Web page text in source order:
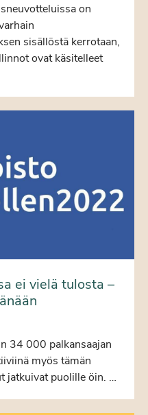
on
sisällöstä kerrotaan,
ovat käsitelleet
ei vielä tulosta –
34 000 palkansaajan
myös tämän
jatkuivat puolille öin. …